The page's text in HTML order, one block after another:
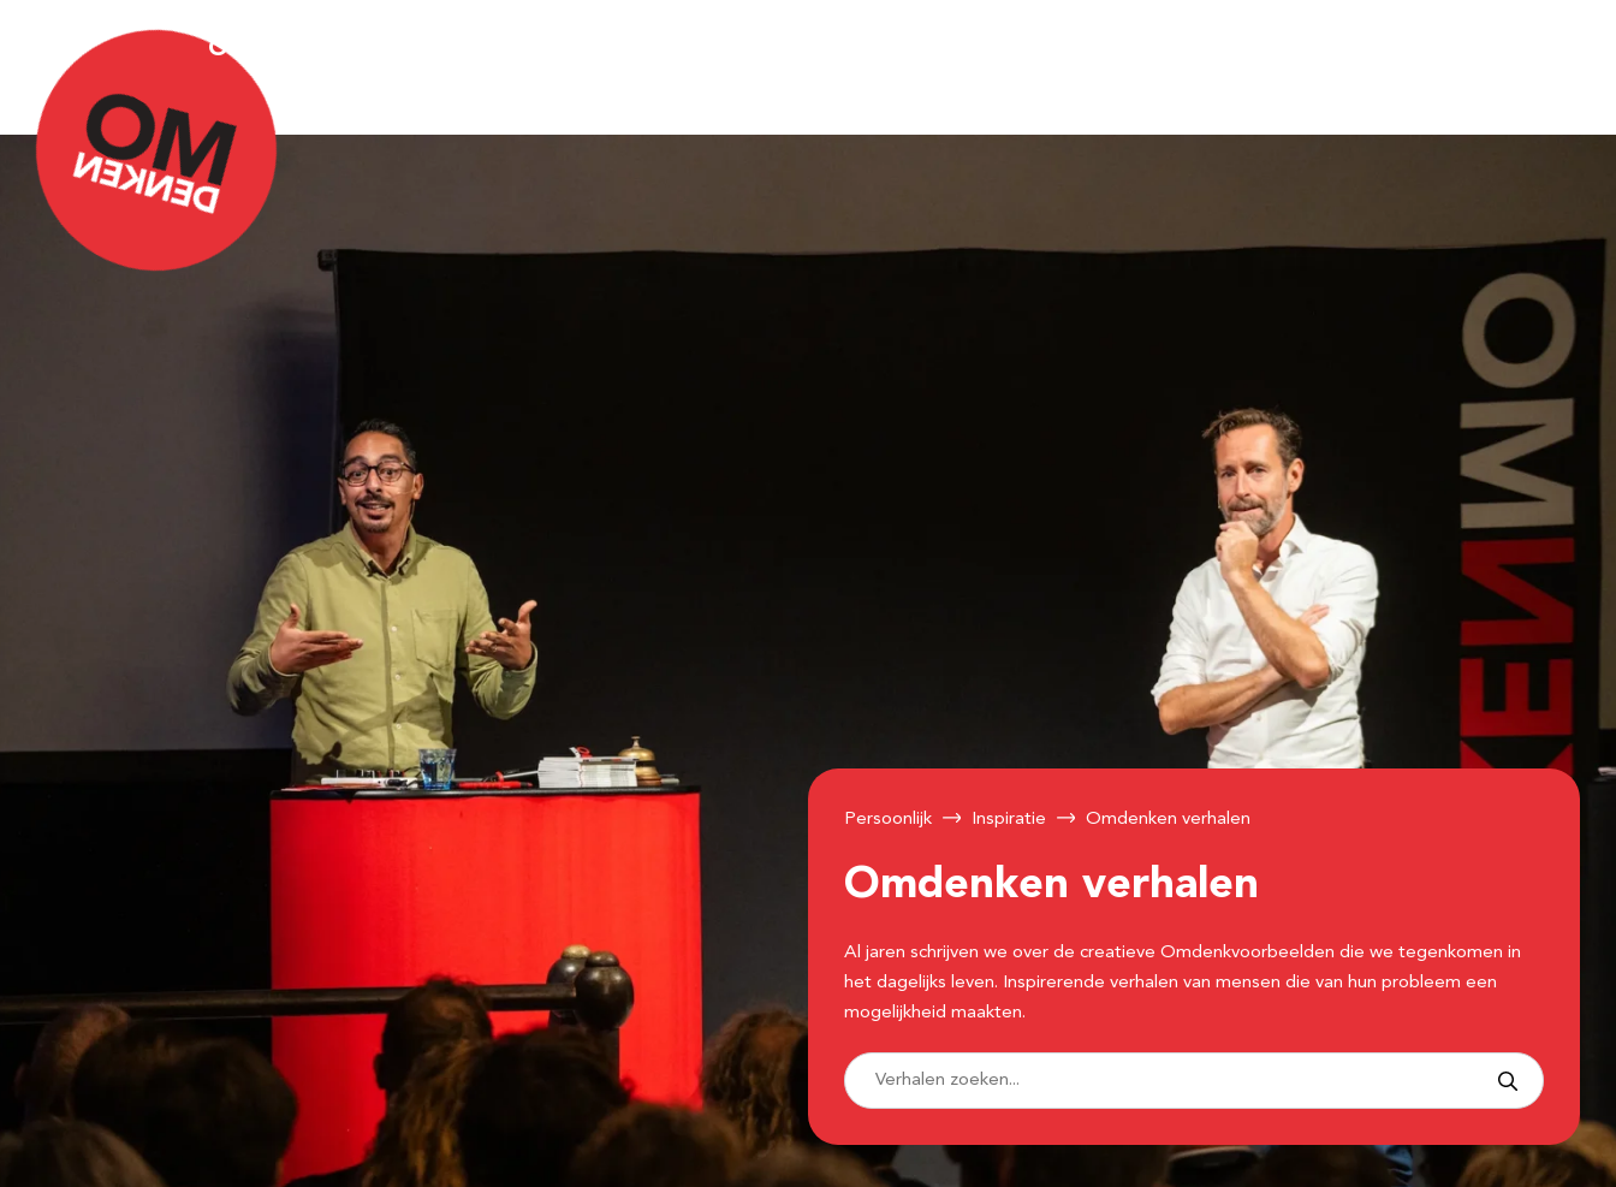
Over Omdenken
Persoonlijk Inspiratie Omdenken verhalen
Omdenken verhalen
Al jaren schrijven we over de creatieve Omdenkvoorbeelden die we tegenkomen in
het dagelijks leven. Inspirerende verhalen van mensen die van hun probleem een
mogelijkheid maakten.